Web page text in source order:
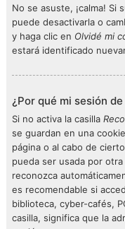
No se asuste, ¡calma! Si
puede desactivarla o
y haga clic en Olvidé mi
estará identificado
¿Por qué mi sesión
Si no activa la casilla
se guardan en una
página o al cabo de
pueda ser usada por
reconozca
es recomendable si
biblioteca, cyber-cafés,
casilla, significa que la